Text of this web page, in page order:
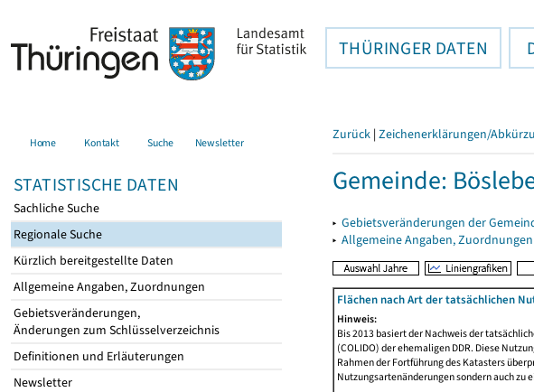
THÜRINGER DATEN
Home Kontakt Suche Newsletter
STATISTISCHE DATEN
Sachliche Suche
Regionale Suche
Kürzlich bereitgestellte Daten
Allgemeine Angaben, Zuordnungen
Gebietsveränderungen,
Änderungen zum Schlüsselverzeichnis
Definitionen und Erläuterungen
Newsletter
Zurück | Zeichenerklärungen/
Gemeinde:
▸ Gebietsveränderungen der
▸ Allgemeine Angaben, Zuordnungen
Flächen nach Art der tatsächlichen
Hinweis:
Bis 2013 basiert der Nachweis der
(COLIDO) der ehemaligen DDR. Diese
Rahmen der Fortführung des Katasters
Nutzungsartenänderungen sondern auch